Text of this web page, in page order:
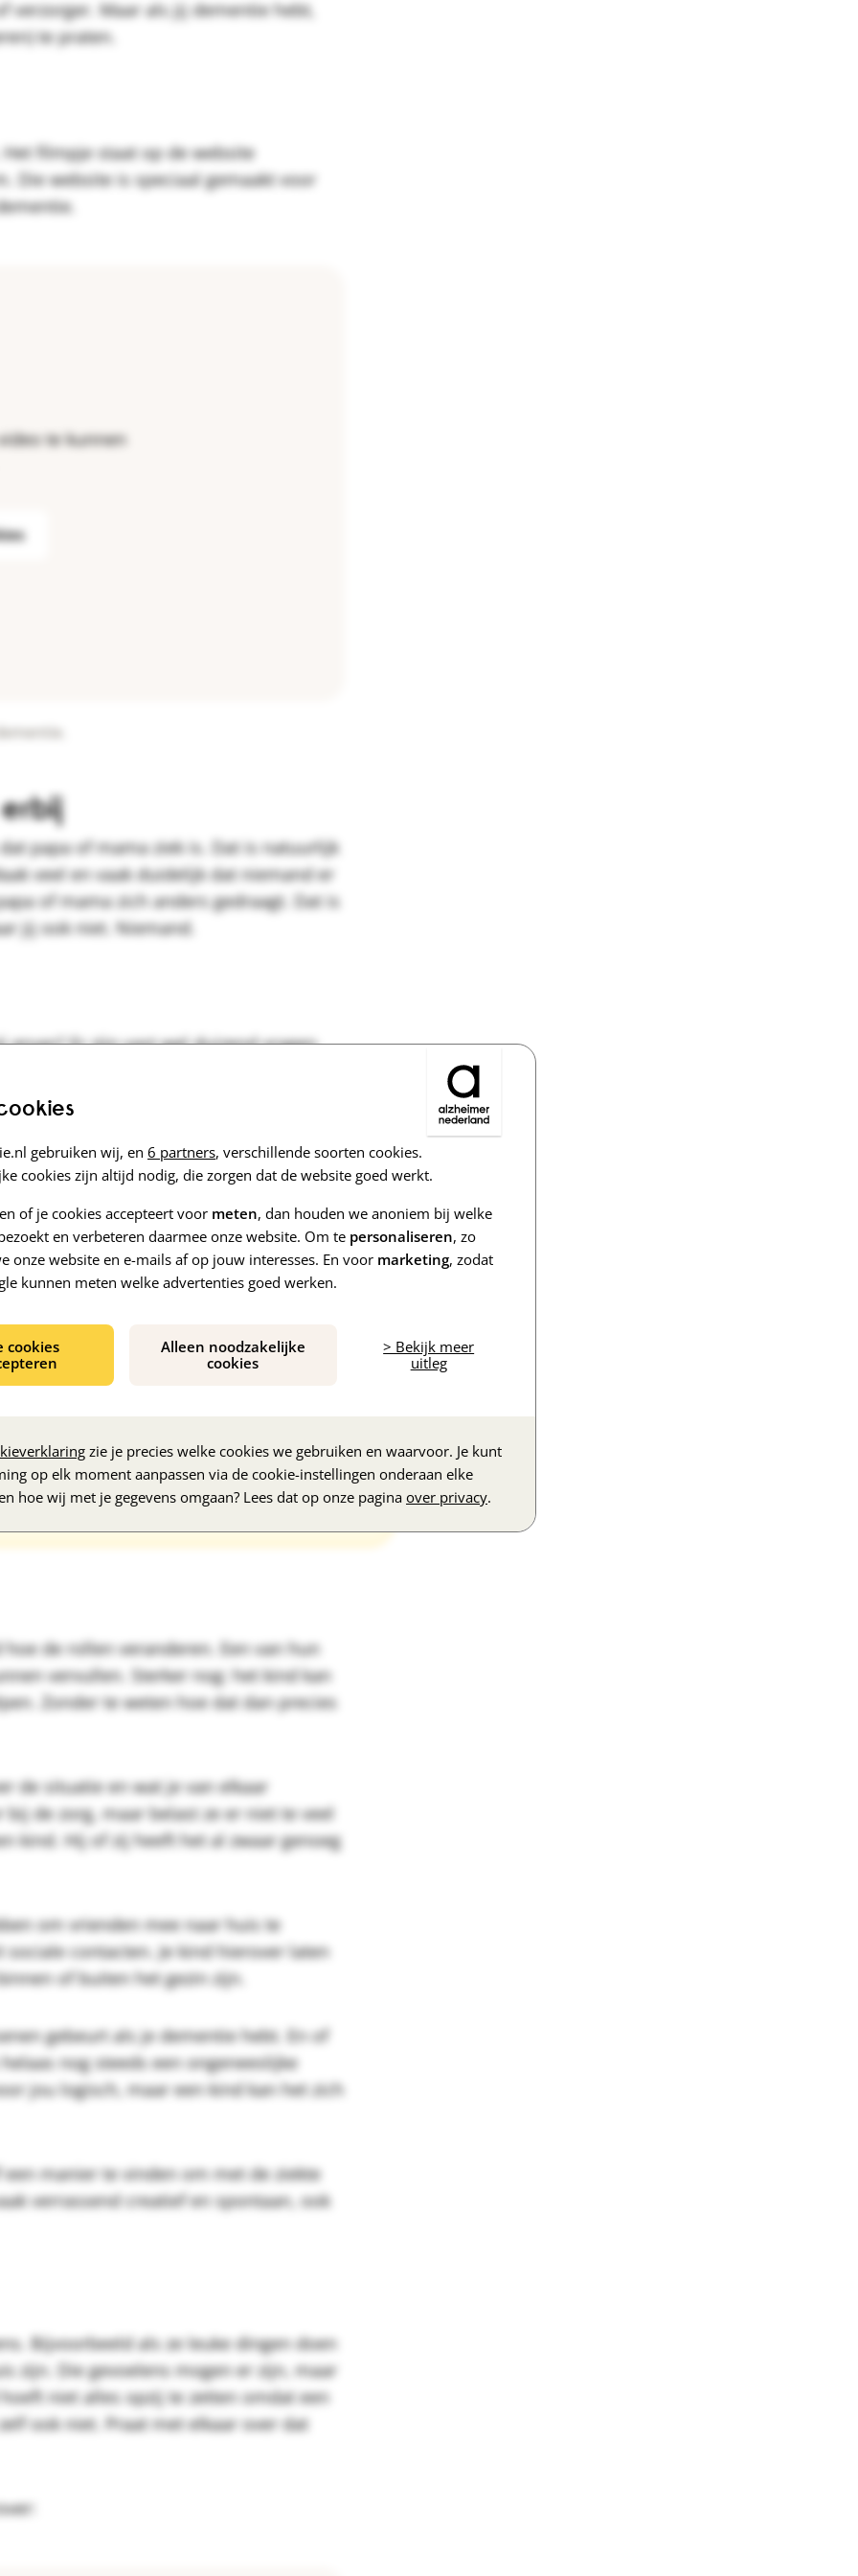
gebruiken wij, en 6 partners, verschillende soorten cookies.
cookies zijn altijd nodig, die zorgen dat de website goed werkt.
of je cookies accepteert voor meten, dan houden we anoniem bij welke
en verbeteren daarmee onze website. Om te personaliseren, zo
onze website en e-mails af op jouw interesses. En voor marketing, zodat
kunnen meten welke advertenties goed werken.
cookies
Alleen noodzakelijke
cookies
> Bekijk meer
uitleg
zie je precies welke cookies we gebruiken en waarvoor. Je kunt
op elk moment aanpassen via de cookie-instellingen onderaan elke
hoe wij met je gegevens omgaan? Lees dat op onze pagina over privacy.
verzorger. Maar als jij dementie hebt,
te praten.
filmpje staat op de website
Die website is speciaal gemaakt voor
te kunnen
papa of mama ziek is. Dat is natuurlijk
veel en vaak duidelijk dat niemand er
of mama zich anders gedraagt. Dat is
jij ook niet. Niemand.
Er zijn vast wel duizend vragen.
om alles wat er verandert. Ze
of zich ergeren aan het veranderde
te verbergen.
met de kinderen
en (nog) niet vertelt.
moeten herhalen.
goed naar ze.
de rollen veranderen. Een van hun
vervullen. Sterker nog: het kind kan
Zonder te weten hoe dat dan precies
de situatie en wat je van elkaar
de zorg, maar belast ze er niet te veel
kind. Hij of zij heeft het al zwaar genoeg
om vrienden mee naar huis te
contacten. Je kind hierover laten
of buiten het gezin zijn.
gebeurt als je dementie hebt. En of
nog steeds een ongeneeslijke
jou logisch, maar een kind kan het zich
manier te vinden om met de ziekte
verrassend creatief en spontaan, ook
Bijvoorbeeld als ze leuke dingen doen
zijn. Die gevoelens mogen er zijn, maar
niet alles opzij te zetten omdat een
ook niet. Praat met elkaar over dat